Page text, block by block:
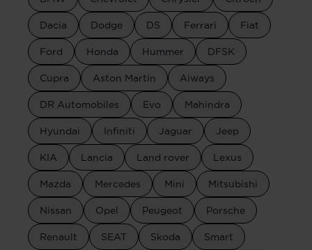
Dacia Dodge DS Ferrari Fiat
Ford Honda Hummer DFSK
Cupra Aston Martin Aiways
DR Automobiles Evo Mahindra
Hyundai Infiniti Jaguar Jeep
KIA Lancia Land rover Lexus
Mazda Mercedes Mini Mitsubishi
Nissan Opel Peugeot Porsche
Renault SEAT Skoda Smart